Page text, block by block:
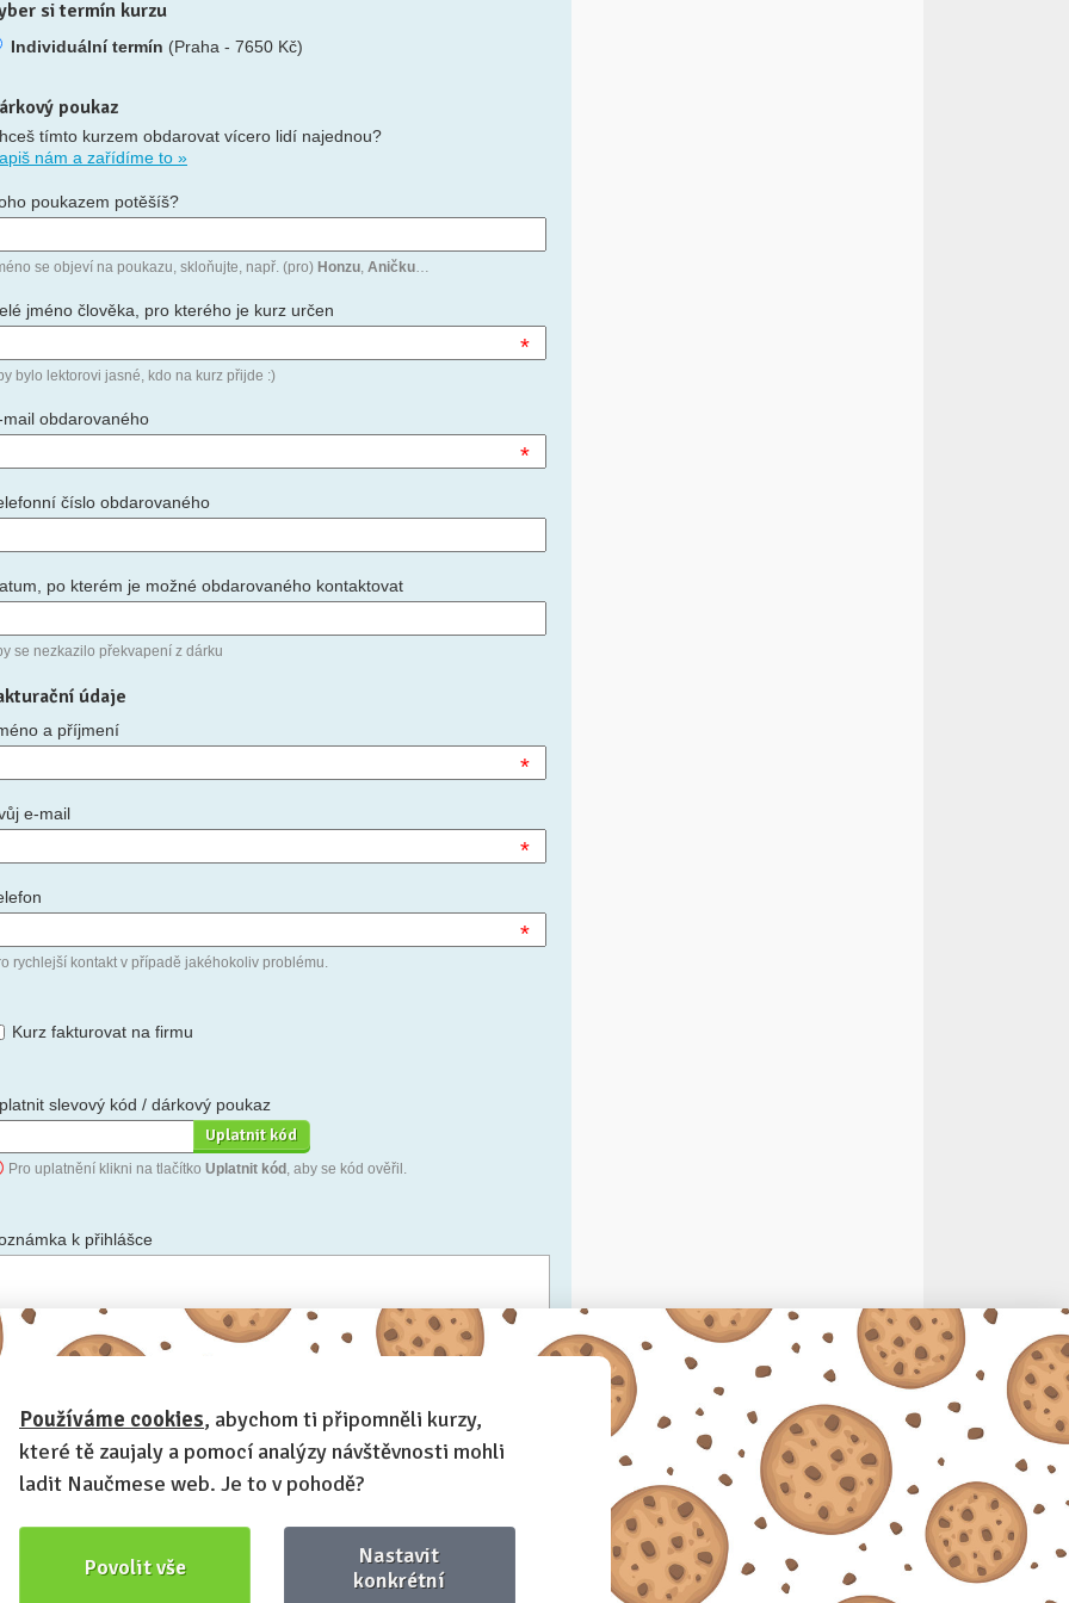
si termín kurzu
Individuální termín (Praha - 7650 Kč)
poukaz
tímto kurzem obdarovat vícero lidí najednou?
nám a zařídíme to »
poukazem potěšíš?
se objeví na poukazu, skloňujte, např. (pro) Honzu, Aničku…
jméno člověka, pro kterého je kurz určen
*
bylo lektorovi jasné, kdo na kurz přijde :)
mail obdarovaného
*
číslo obdarovaného
po kterém je možné obdarovaného kontaktovat
se nezkazilo překvapení z dárku
údaje
a příjmení
*
e-mail
*
*
rychlejší kontakt v případě jakéhokoliv problému.
Kurz fakturovat na firmu
slevový kód / dárkový poukaz
Pro uplatnění klikni na tlačítko Uplatnit kód , aby se kód ověřil.
k přihlášce
Anonymní profil– odesláním přihlášky se automaticky vytvoří tvůj
na Naučmese. Zatrhni tuto volbu a profil bude skrytý.
Chci dostávat Naučmese newsletter
Používáme cookies, abychom ti připomněli kurzy,
které tě zaujaly a pomocí analýzy návštěvnosti mohli
ladit Naučmese web. Je to v pohodě?
Povolit vše
Nastavit
konkrétní